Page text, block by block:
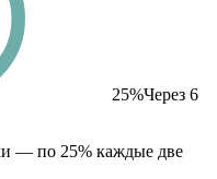
25%Через 6
— по 25% каждые две